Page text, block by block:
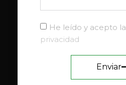
He leído y acepto la
privacidad
Enviar